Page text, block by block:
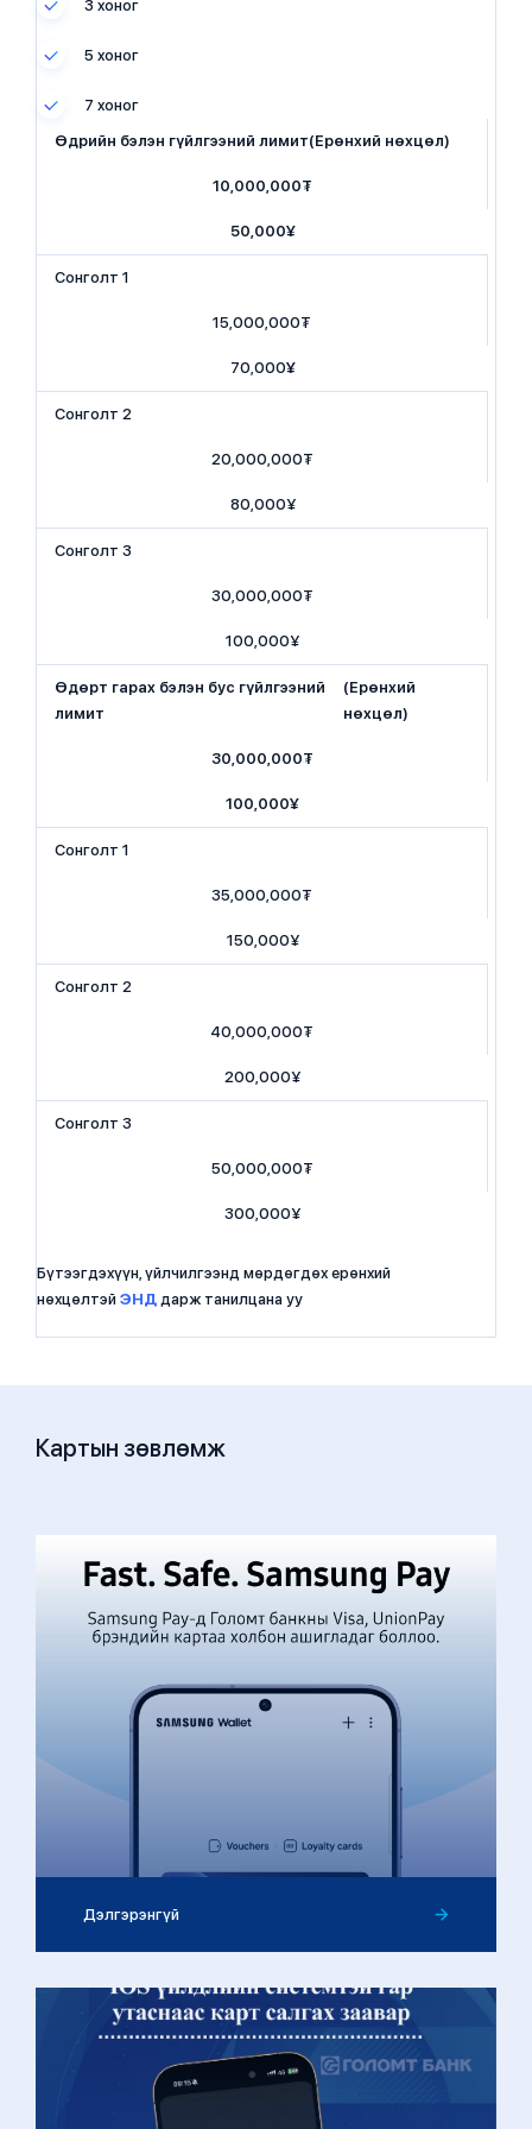
3 хоног
5 хоног
7 хоног
Өдрийн бэлэн гүйлгээний лимит(Ерөнхий нөхцөл)
10,000,000₮
50,000¥
​Сонголт 1
​15,000,000₮
​70,000¥
​Сонголт 2
​20,000,000₮
​80,000¥
​​Сонголт 3
​30,000,000₮
100,000¥
Өдөрт гарах бэлэн бус гүйлгээний
лимит
(Ерөнхий
нөхцөл)
​30,000,000₮
​100,000¥
​​Сонголт 1
​35,000,000₮
​150,000¥
​​Сонголт 2
​40,000,000₮
200,000¥
​​​Сонголт 3
​50,000,000₮
​300,000¥
Бүтээгдэхүүн, үйлчилгээнд мөрдөгдөх ерөнхий
нөхцөлтэй ЭНД дарж танилцана уу
Картын зөвлөмж
Samsung Pay холбох заавар
Дэлгэрэнгүй